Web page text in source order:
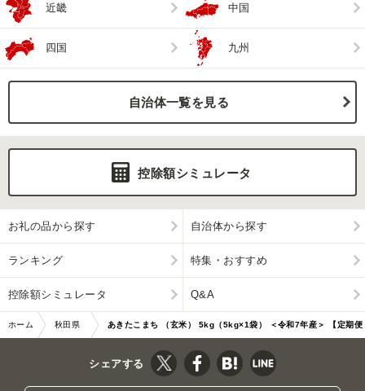
近畿 中国
四国 九州
自治体一覧を見る
控除額シミュレータ
お礼の品から探す 自治体から探す
ランキング 特集・おすすめ
控除額シミュレータ Q&A
ホーム 秋田県 あきたこまち （玄米） 5kg（5kg×1袋） ＜令和7年産＞ 【定期便
2ヶ月】 「秋…|11448
シェアする